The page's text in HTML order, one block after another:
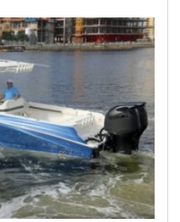
BOW PRO-thrustrar